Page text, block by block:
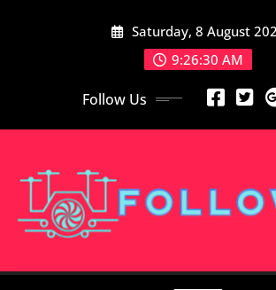
Saturday, 8 August
9:26:31 AM
Follow Us